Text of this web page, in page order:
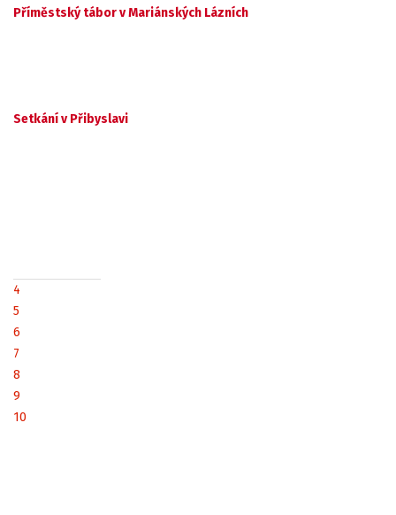
Příměstský tábor v Mariánských Lázních
Setkání v Přibyslavi
4
5
6
7
8
9
10